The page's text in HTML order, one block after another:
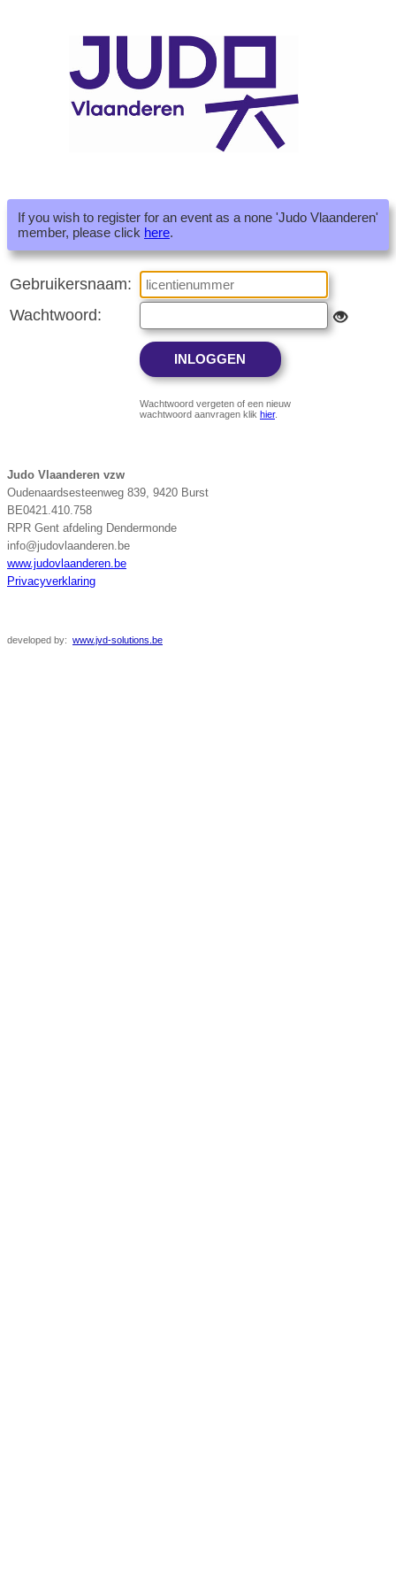
If you wish to register for an event as a none 'Judo Vlaanderen'
member, please click here.
Gebruikersnaam:
Wachtwoord:
Wachtwoord vergeten of een nieuw
wachtwoord aanvragen klik hier.
Judo Vlaanderen vzw
Oudenaardsesteenweg 839, 9420 Burst
BE0421.410.758
RPR Gent afdeling Dendermonde
info@judovlaanderen.be
www.judovlaanderen.be
Privacyverklaring
developed by: www.jvd-solutions.be